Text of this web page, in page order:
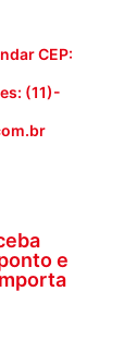
CEP:
(11)-
e